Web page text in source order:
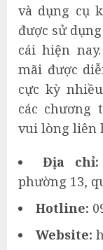
và dụng cụ
được sử
cái hiện
mãi được
cực kỳ
các chương
vui lòng liên
Địa chỉ:
phường 13,
Hotline:
Website: